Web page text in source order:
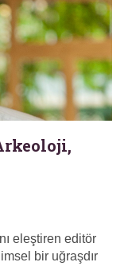
eleştiren editör
bir uğraşdır